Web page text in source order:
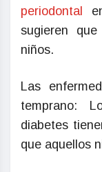
periodontal
sugieren
niños.
Las
temprano:
diabetes
que aquellos